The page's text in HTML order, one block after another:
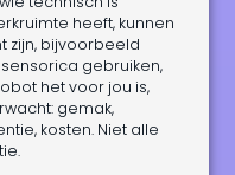
heeft, kunnen
zijn, bijvoorbeeld
gebruiken,
het voor jou is,
gemak,
kosten. Niet alle